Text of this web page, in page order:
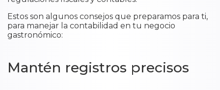
Estos son algunos consejos que preparamos para ti,
para manejar la contabilidad en tu negocio
gastronómico:
Mantén registros precisos